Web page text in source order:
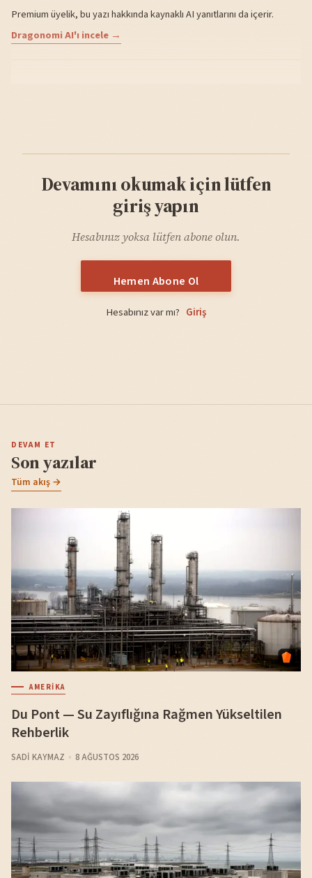
Premium üyelik, bu yazı hakkında kaynaklı AI yanıtlarını da içerir.
Dragonomi AI'ı incele →
Devamını okumak için lütfen
giriş yapın
Hesabınız yoksa lütfen abone olun.
Hemen Abone Ol
Hesabınız var mı? Giriş
DEVAM ET
Son yazılar
Tüm akış →
AMERIKA
Du Pont — Su Zayıflığına Rağmen Yükseltilen
Rehberlik
SADI KAYMAZ 8 AĞUSTOS 2026